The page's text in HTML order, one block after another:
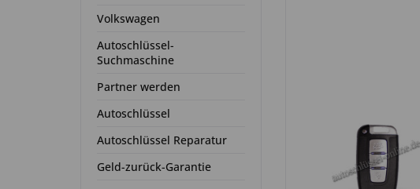
Volkswagen
Autoschlüssel-
Suchmaschine
Partner werden
Autoschlüssel
Autoschlüssel Reparatur
Geld-zurück-Garantie